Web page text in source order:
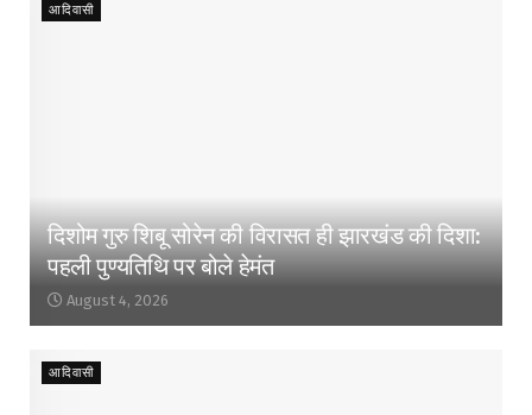
आदिवासी
दिशोम गुरु शिबू सोरेन की विरासत ही झारखंड की दिशा:
पहली पुण्यतिथि पर बोले हेमंत
August 4, 2026
आदिवासी